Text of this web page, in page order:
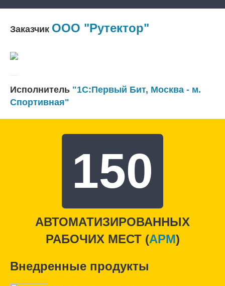
Заказчик ООО "Рутектор"
Исполнитель "1С:Первый Бит, Москва - м.
Спортивная"
150
АВТОМАТИЗИРОВАННЫХ
РАБОЧИХ МЕСТ (APM)
Внедренные продукты